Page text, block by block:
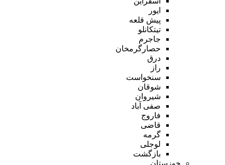
ایور
پیش قلعه
تیتکانلو
جاجرم
حصارگرمخان
درق
راز
سنخواست
شوقان
شیروان
صفی آباد
فاروج
قاضی
گرمه
لوجلی
بازگشت
خوزستان